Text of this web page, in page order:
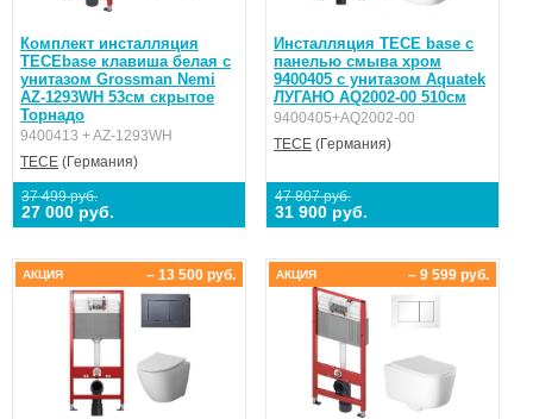
Комплект инсталляция
TECEbase клавиша белая с
унитазом Grossman Nemi
AZ-1293WH 53cм скрытое
Торнадо
9400413 + AZ-1293WH
TECE (Германия)
37 499 руб.
27 000 руб.
Инсталляция TECE base с
панелью смыва хром
9400405 с унитазом Aquatek
ЛУГАНО AQ2002-00 510см
9400405+AQ2002-00
TECE (Германия)
47 807 руб.
31 900 руб.
– 13 500 руб.
АКЦИЯ – 9 599 руб.
АКЦИЯ